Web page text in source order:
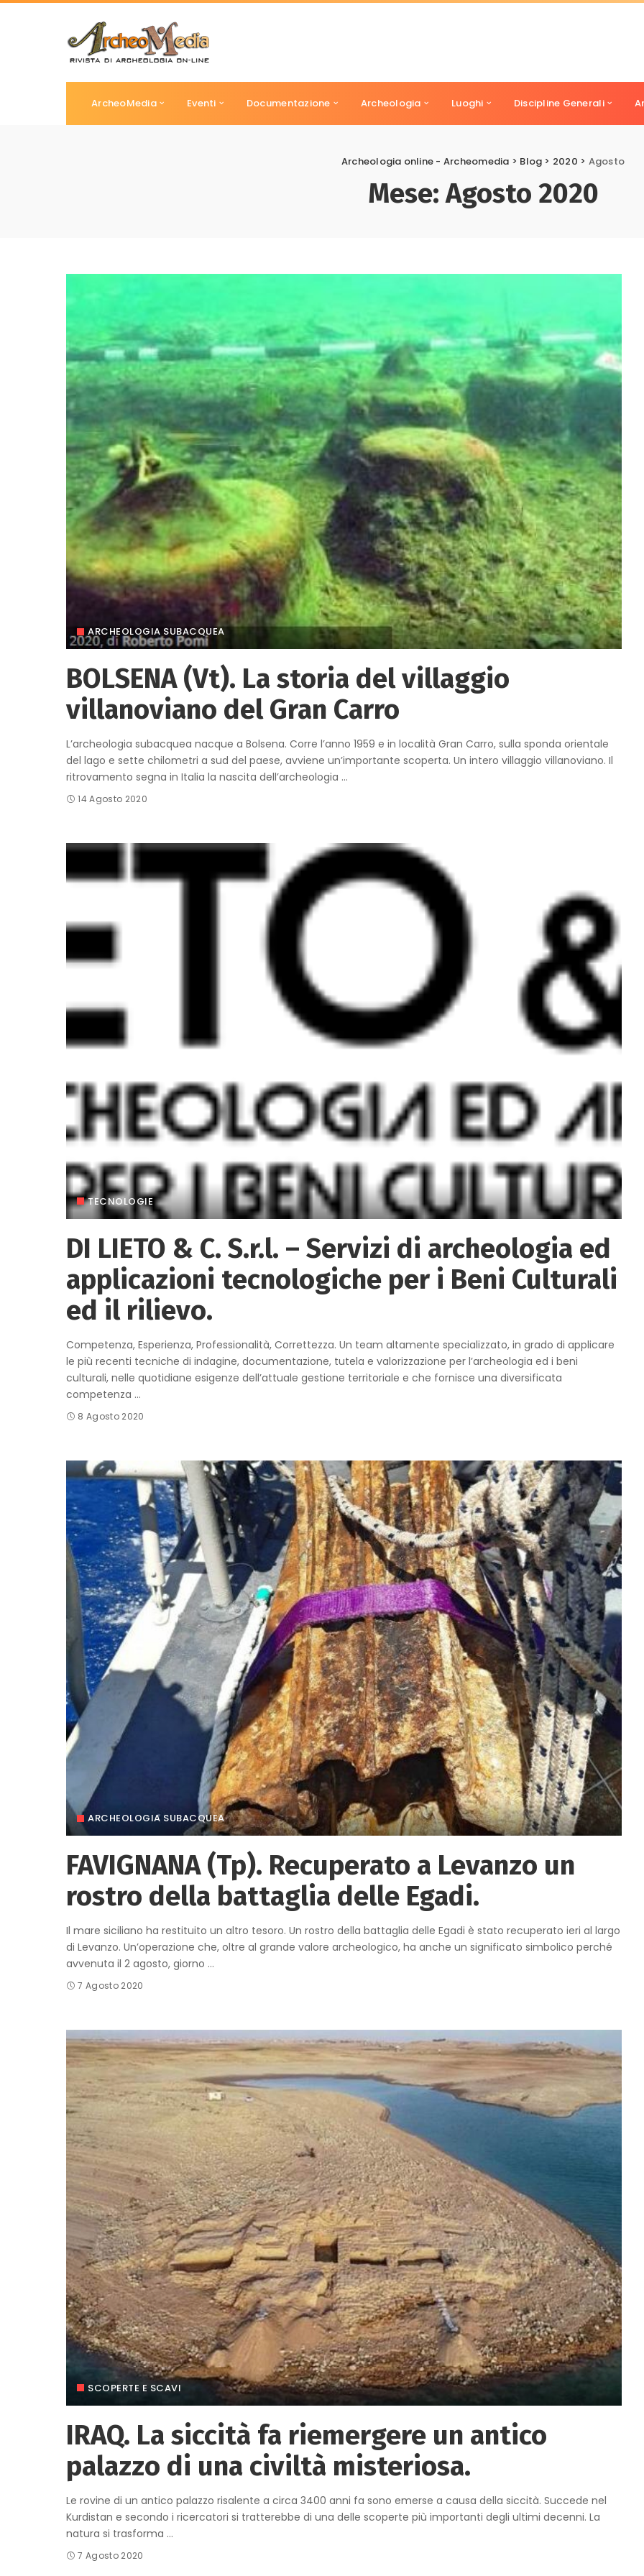
ArcheoMedia Eventi Documentazione Archeologia Luoghi Discipline Generali
Archeologia online - Archeomedia > Blog > 2020 > Agosto
Mese:Agosto 2020
ARCHEOLOGIA SUBACQUEA
BOLSENA (Vt). La storia del villaggio
villanoviano del Gran Carro
L’archeologia subacquea nacque a Bolsena. Corre l’anno 1959 e in località Gran Carro, sulla sponda orientale
del lago e sette chilometri a sud del paese, avviene un’importante scoperta. Un intero villaggio villanoviano. Il
ritrovamento segna in Italia la nascita dell’archeologia ...
14 Agosto 2020
TECNOLOGIE
DI LIETO & C. S.r.l. – Servizi di archeologia ed
applicazioni tecnologiche per i Beni Culturali
ed il rilievo.
Competenza, Esperienza, Professionalità, Correttezza. Un team altamente specializzato, in grado di applicare
le più recenti tecniche di indagine, documentazione, tutela e valorizzazione per l’archeologia ed i beni
culturali, nelle quotidiane esigenze dell’attuale gestione territoriale e che fornisce una diversificata
competenza ...
8 Agosto 2020
ARCHEOLOGIA SUBACQUEA
FAVIGNANA (Tp). Recuperato a Levanzo un
rostro della battaglia delle Egadi.
Il mare siciliano ha restituito un altro tesoro. Un rostro della battaglia delle Egadi è stato recuperato ieri al largo
di Levanzo. Un’operazione che, oltre al grande valore archeologico, ha anche un significato simbolico perché
avvenuta il 2 agosto, giorno ...
7 Agosto 2020
SCOPERTE E SCAVI
IRAQ. La siccità fa riemergere un antico
palazzo di una civiltà misteriosa.
Le rovine di un antico palazzo risalente a circa 3400 anni fa sono emerse a causa della siccità. Succede nel
Kurdistan e secondo i ricercatori si tratterebbe di una delle scoperte più importanti degli ultimi decenni. La
natura si trasforma ...
7 Agosto 2020